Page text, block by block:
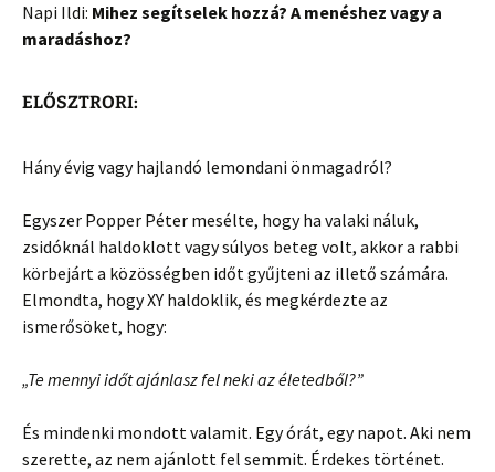
Napi Ildi: Mihez segítselek hozzá? A menéshez vagy a
maradáshoz?
ELŐSZTRORI:
Hány évig vagy hajlandó lemondani önmagadról?
Egyszer Popper Péter mesélte, hogy ha valaki náluk,
zsidóknál haldoklott vagy súlyos beteg volt, akkor a rabbi
körbejárt a közösségben időt gyűjteni az illető számára.
Elmondta, hogy XY haldoklik, és megkérdezte az
ismerősöket, hogy:
„Te mennyi időt ajánlasz fel neki az életedből?”
És mindenki mondott valamit. Egy órát, egy napot. Aki nem
szerette, az nem ajánlott fel semmit. Érdekes történet.